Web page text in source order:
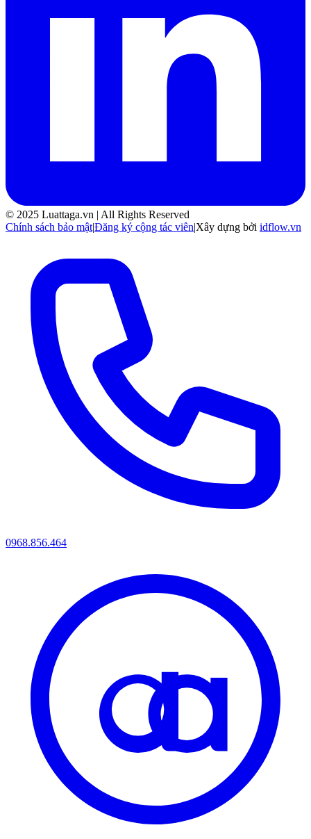
© 2025 Luattaga.vn | All Rights Reserved
Chính sách bảo mật|Đăng ký cộng tác viên|Xây dựng bởi idflow.vn
0968.856.464